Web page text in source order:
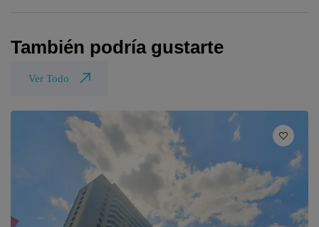
También podría gustarte
Ver Todo